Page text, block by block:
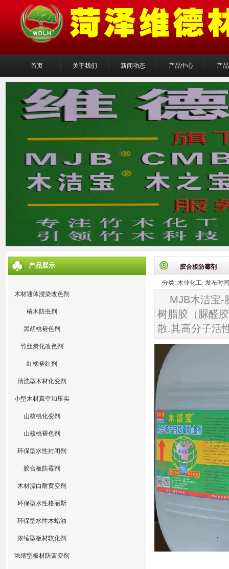
首页 关于我们 新闻动态 产品中心 产
产品展示
木材通体浸染改色剂
椿木防虫剂
黑胡桃褪色剂
竹丝炭化改色剂
红橡褪红剂
清洗型木材化变剂
小型木材真空加压实
山核桃化变剂
山核桃褪色剂
环保型水性封闭剂
胶合板防霉剂
木材漂白耐黄变剂
环保型水性格丽斯
环保型水性木蜡油
浓缩型板材软化剂
浓缩型板材防蓝变剂
胶合板防霉剂
分类: 木业化工 发布时
MJB木洁宝-
树脂胶（脲醛
散.其高分子活